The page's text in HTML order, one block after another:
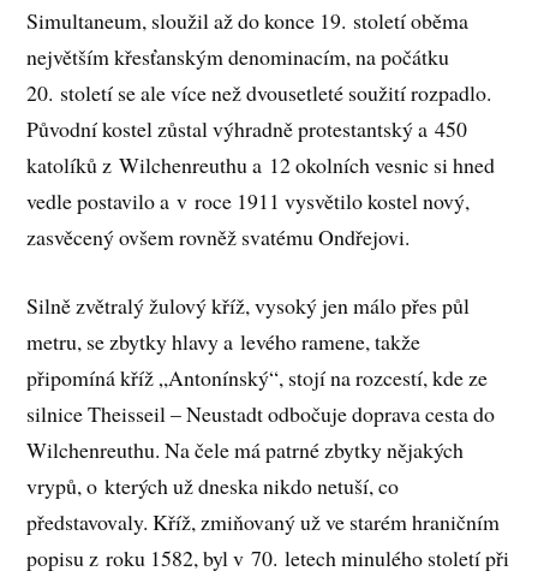
Simultaneum, sloužil až do konce 19. století oběma
největším křesťanským denominacím, na počátku
20. století se ale více než dvousetleté soužití rozpadlo.
Původní kostel zůstal výhradně protestantský a 450
katolíků z Wilchenreuthu a 12 okolních vesnic si hned
vedle postavilo a v roce 1911 vysvětilo kostel nový,
zasvěcený ovšem rovněž svatému Ondřejovi.
Silně zvětralý žulový kříž, vysoký jen málo přes půl
metru, se zbytky hlavy a levého ramene, takže
připomíná kříž „Antonínský“, stojí na rozcestí, kde ze
silnice Theisseil – Neustadt odbočuje doprava cesta do
Wilchenreuthu. Na čele má patrné zbytky nějakých
vrypů, o kterých už dneska nikdo netuší, co
představovaly. Kříž, zmiňovaný už ve starém hraničním
popisu z roku 1582, byl v 70. letech minulého století při